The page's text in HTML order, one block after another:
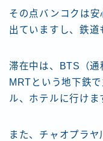
その点バンコクは
出ていますし、鉄道
滞在中は、BTS（通
MRTという地下鉄
ル、ホテルに行けま
また、チャオプラ